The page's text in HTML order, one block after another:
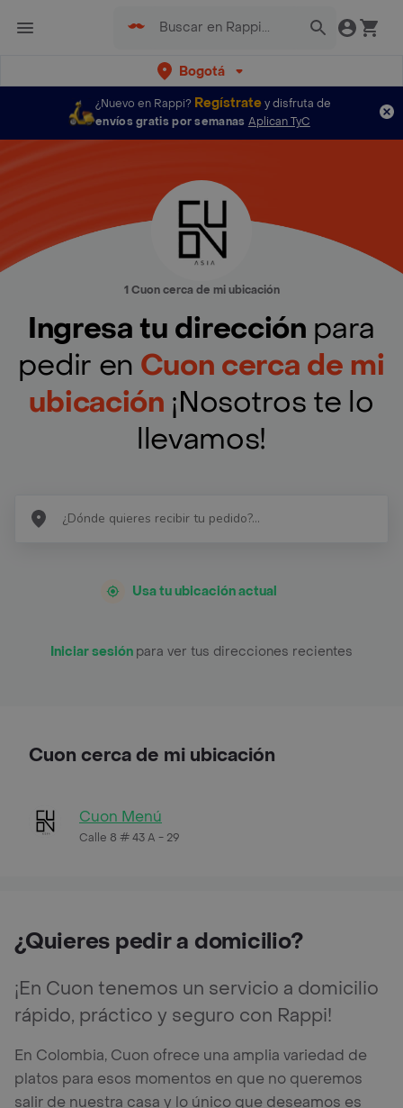
Bogotá
¿Nuevo en Rappi? Regístratey disfruta de
envíos gratis por semanas Aplican TyC
1 Cuon cerca de mi ubicación
Ingresa tu dirección para
pedir en Cuon cerca de mi
ubicación ¡Nosotros te lo
llevamos!
Usa tu ubicación actual
Iniciar sesión para ver tus direcciones recientes
Cuon cerca de mi ubicación
Cuon Menú
Calle 8 # 43 A - 29
¿Quieres pedir a domicilio?
¡En Cuon tenemos un servicio a domicilio
rápido, práctico y seguro con Rappi!
En Colombia, Cuon ofrece una amplia variedad de
platos para esos momentos en que no queremos
salir de nuestra casa y lo único que deseamos es